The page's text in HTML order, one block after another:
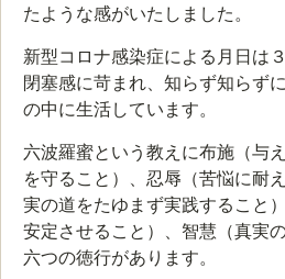
たような感がいたしました。
新型コロナ感染症による月日は
閉塞感に苛まれ、知らず知らず
の中に生活しています。
六波羅蜜という教えに布施（与
を守ること）、忍辱（苦悩に耐
実の道をたゆまず実践すること
安定させること）、智慧（真実
六つの徳行があります。